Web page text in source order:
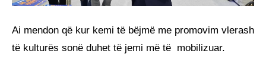
Ai mendon që kur kemi të bëjmë me promovim vlerash
të kulturës sonë duhet të jemi më të mobilizuar.